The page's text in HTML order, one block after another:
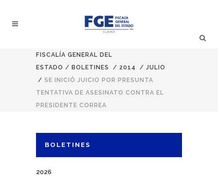
FISCALÍA GENERAL DEL
ESTADO / BOLETINES / 2014 / JULIO
/ SE INICIÓ JUICIO POR PRESUNTA
TENTATIVA DE ASESINATO CONTRA EL
PRESIDENTE CORREA
BOLETINES
2026